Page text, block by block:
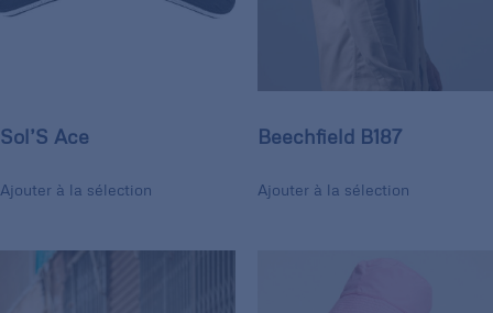
Sol’S Ace
Ajouter à la sélection
Beechfield B187
Ajouter à la sélection